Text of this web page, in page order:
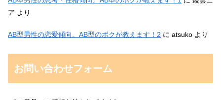
ア より
AB型男性の恋愛傾向。AB型のボクが教えます！2 に atsuko より
お問い合わせフォーム